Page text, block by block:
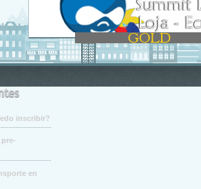
inscribir?
en